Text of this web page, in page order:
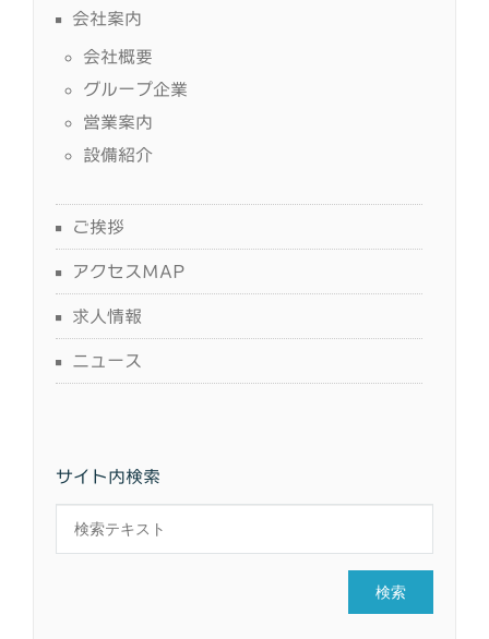
会社案内
会社概要
グループ企業
営業案内
設備紹介
ご挨拶
アクセスMAP
求人情報
ニュース
サイト内検索